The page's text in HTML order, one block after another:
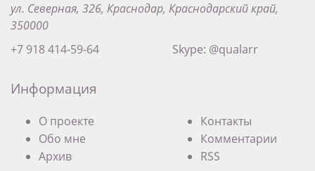
ул. Северная, 326, Краснодар, Краснодарский край,
350000
+7 918 414-59-64
Skype: @qualarr
Информация
О проекте
Обо мне
Архив
Контакты
Комментарии
RSS